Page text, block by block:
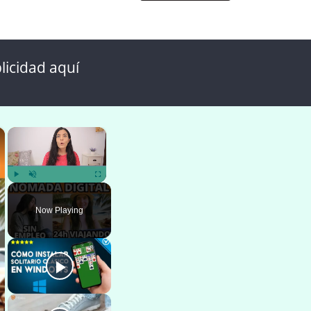
aquí
×
Play Unmute Fullscreen
Now Playing